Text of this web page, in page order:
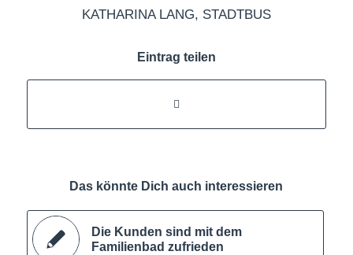
KATHARINA LANG, STADTBUS
Eintrag teilen
Das könnte Dich auch interessieren
Die Kunden sind mit dem
Familienbad zufrieden